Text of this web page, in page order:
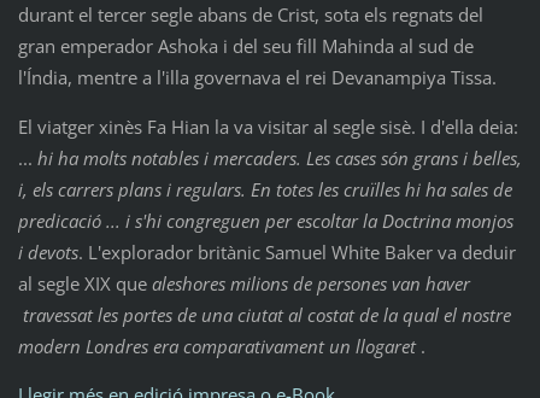
durant el tercer segle abans de Crist, sota els regnats del
gran emperador Ashoka i del seu fill Mahinda al sud de
l'Índia, mentre a l'illa governava el rei Devanampiya Tissa.
El viatger xinès Fa Hian la va visitar al segle sisè. I d'ella deia:
... hi ha molts notables i mercaders. Les cases són grans i belles,
i, els carrers plans i regulars. En totes les cruïlles hi ha sales de
predicació ... i s'hi congreguen per escoltar la Doctrina monjos
i devots. L'explorador britànic Samuel White Baker va deduir
al segle XIX que aleshores milions de persones van haver
travessat les portes de una ciutat al costat de la qual el nostre
modern Londres era comparativament un llogaret .